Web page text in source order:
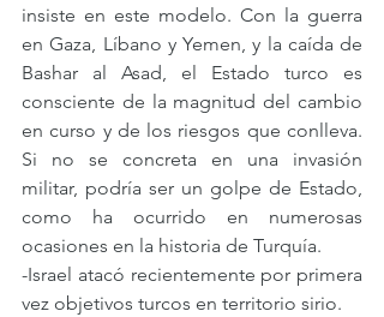
insiste en este modelo. Con la guerra
en Gaza, Líbano y Yemen, y la caída de
Bashar al Asad, el Estado turco es
consciente de la magnitud del cambio
en curso y de los riesgos que conlleva.
Si no se concreta en una invasión
militar, podría ser un golpe de Estado,
como ha ocurrido en numerosas
ocasiones en la historia de Turquía.
-Israel atacó recientemente por primera
vez objetivos turcos en territorio sirio.